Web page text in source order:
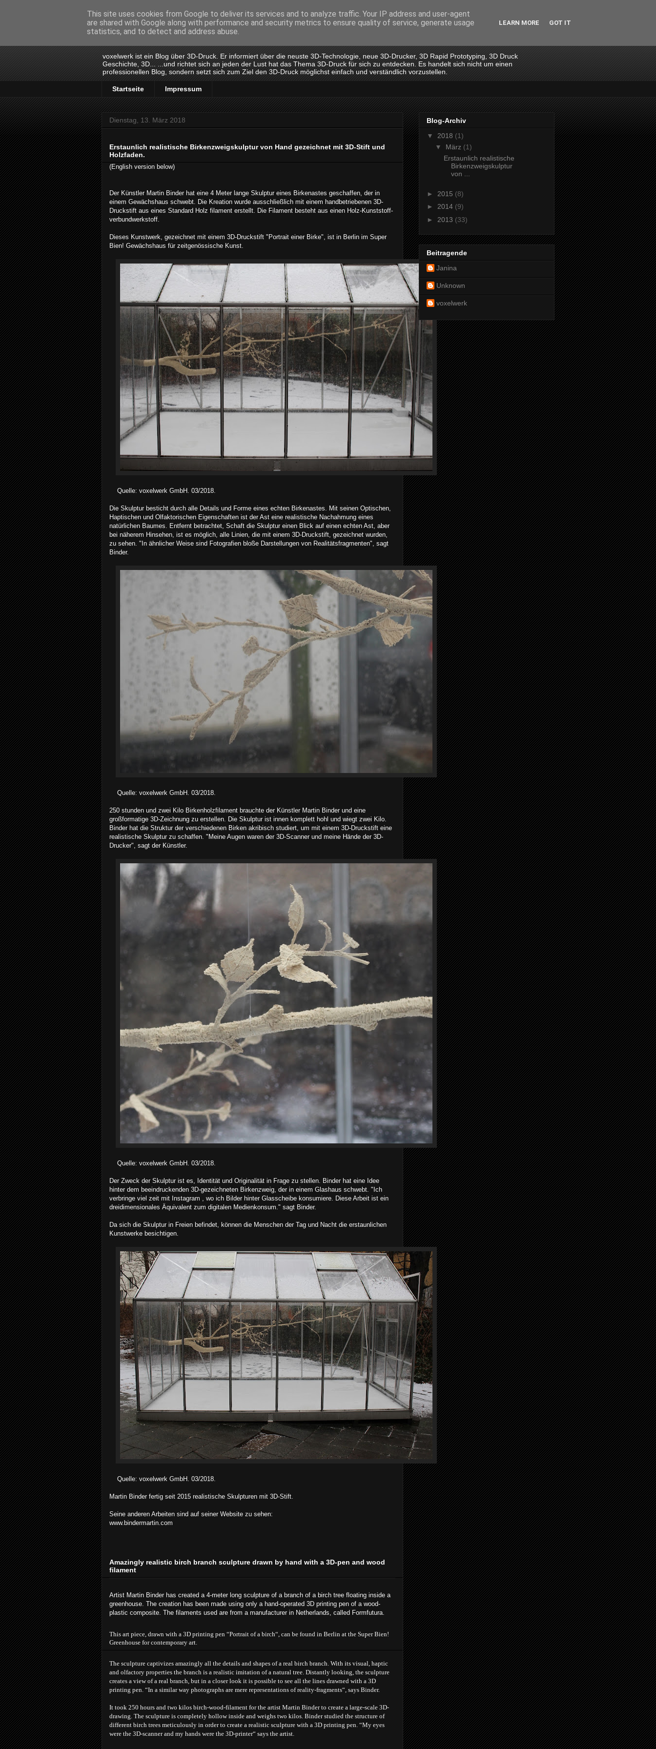
voxelwerk
voxelwerk ist ein Blog über 3D-Druck. Er informiert über die neuste 3D-Technologie, neue 3D-Drucker, 3D Rapid Prototyping, 3D Druck
Geschichte, 3D... ...und richtet sich an jeden der Lust hat das Thema 3D-Druck für sich zu entdecken. Es handelt sich nicht um einen
professionellen Blog, sondern setzt sich zum Ziel den 3D-Druck möglichst einfach und verständlich vorzustellen.
Startseite Impressum
Dienstag, 13. März 2018
Erstaunlich realistische Birkenzweigskulptur von Hand gezeichnet mit 3D-Stift und
Holzfaden.
(English version below)
Der Künstler Martin Binder hat eine 4 Meter lange Skulptur eines Birkenastes geschaffen, der in
einem Gewächshaus schwebt. Die Kreation wurde ausschließlich mit einem handbetriebenen 3D-
Druckstift aus eines Standard Holz filament erstellt. Die Filament besteht aus einen Holz-Kunststoff-
verbundwerkstoff.
Dieses Kunstwerk, gezeichnet mit einem 3D-Druckstift "Portrait einer Birke", ist in Berlin im Super
Bien! Gewächshaus für zeitgenössische Kunst.
Quelle: voxelwerk GmbH. 03/2018.
Die Skulptur besticht durch alle Details und Forme eines echten Birkenastes. Mit seinen Optischen,
Haptischen und Olfaktorischen Eigenschaften ist der Ast eine realistische Nachahmung eines
natürlichen Baumes. Entfernt betrachtet, Schaft die Skulptur einen Blick auf einen echten Ast, aber
bei näherem Hinsehen, ist es möglich, alle Linien, die mit einem 3D-Druckstift, gezeichnet wurden,
zu sehen. "In ähnlicher Weise sind Fotografien bloße Darstellungen von Realitätsfragmenten", sagt
Binder.
Quelle: voxelwerk GmbH. 03/2018.
250 stunden und zwei Kilo Birkenholzfilament brauchte der Künstler Martin Binder und eine
großformatige 3D-Zeichnung zu erstellen. Die Skulptur ist innen komplett hohl und wiegt zwei Kilo.
Binder hat die Struktur der verschiedenen Birken akribisch studiert, um mit einem 3D-Druckstift eine
realistische Skulptur zu schaffen. "Meine Augen waren der 3D-Scanner und meine Hände der 3D-
Drucker", sagt der Künstler.
Quelle: voxelwerk GmbH. 03/2018.
Der Zweck der Skulptur ist es, Identität und Originalität in Frage zu stellen. Binder hat eine Idee
hinter dem beeindruckenden 3D-gezeichneten Birkenzweig, der in einem Glashaus schwebt. "Ich
verbringe viel zeit mit Instagram , wo ich Bilder hinter Glasscheibe konsumiere. Diese Arbeit ist ein
dreidimensionales Äquivalent zum digitalen Medienkonsum." sagt Binder.
Da sich die Skulptur in Freien befindet, können die Menschen der Tag und Nacht die erstaunlichen
Kunstwerke besichtigen.
Quelle: voxelwerk GmbH. 03/2018.
Martin Binder fertig seit 2015 realistische Skulpturen mit 3D-Stift.
Seine anderen Arbeiten sind auf seiner Website zu sehen:
www.bindermartin.com
Amazingly realistic birch branch sculpture drawn by hand with a 3D-pen and wood
filament
Artist Martin Binder has created a 4-meter long sculpture of a branch of a birch tree floating inside a
greenhouse. The creation has been made using only a hand-operated 3D printing pen of a wood-
plastic composite. The filaments used are from a manufacturer in Netherlands, called Formfutura.
This art piece, drawn with a 3D printing pen “Portrait of a birch“, can be found in Berlin at the Super Bien!
Greenhouse for contemporary art.
The sculpture captivizes amazingly all the details and shapes of a real birch branch. With its visual, haptic
and olfactory properties the branch is a realistic imitation of a natural tree. Distantly looking, the sculpture
creates a view of a real branch, but in a closer look it is possible to see all the lines drawned with a 3D
printing pen. “In a similar way photographs are mere representations of reality-fragments“, says Binder.
It took 250 hours and two kilos birch-wood-filament for the artist Martin Binder to create a large-scale 3D-
drawing. The sculpture is completely hollow inside and weighs two kilos. Binder studied the structure of
different birch trees meticulously in order to create a realistic sculpture with a 3D printing pen. “My eyes
were the 3D-scanner and my hands were the 3D-printer“ says the artist.
Blog-Archiv
▼ 2018 (1)
▼ März (1)
Erstaunlich realistische
Birkenzweigskulptur
von ...
► 2015 (8)
► 2014 (9)
► 2013 (33)
Beitragende
Janina
Unknown
voxelwerk
This site uses cookies from Google to deliver its services and to analyze traffic. Your IP address and user-agent
are shared with Google along with performance and security metrics to ensure quality of service, generate usage
statistics, and to detect and address abuse.
LEARN MORE GOT IT